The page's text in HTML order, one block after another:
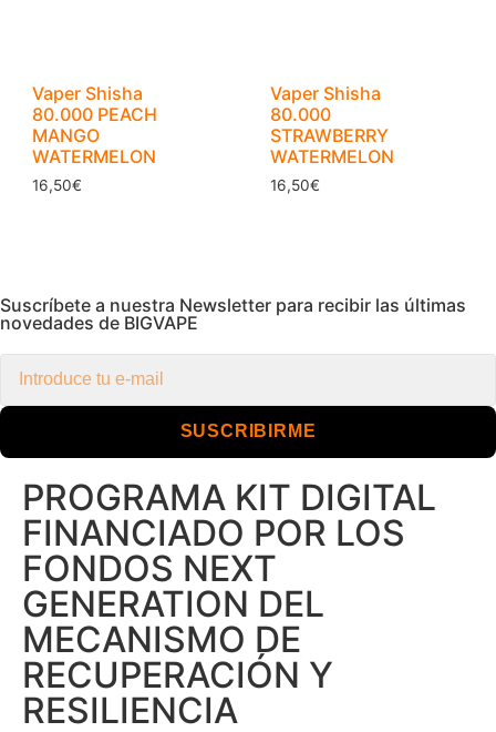
Vaper Shisha
80.000 PEACH
MANGO
WATERMELON
16,50€
Vaper Shisha
80.000
STRAWBERRY
WATERMELON
16,50€
Suscríbete a nuestra Newsletter para recibir las últimas
novedades de BIGVAPE
SUSCRIBIRME
PROGRAMA KIT DIGITAL
FINANCIADO POR LOS
FONDOS NEXT
GENERATION DEL
MECANISMO DE
RECUPERACIÓN Y
RESILIENCIA